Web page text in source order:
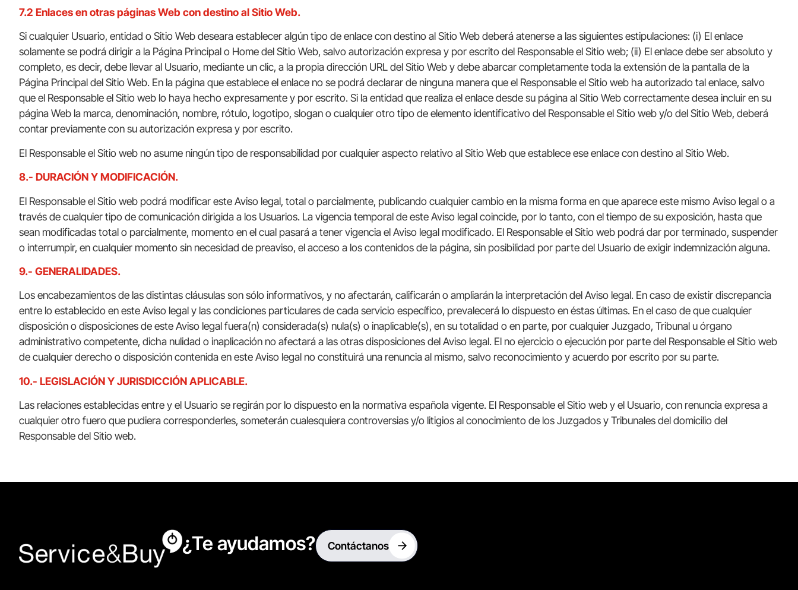
7.2 Enlaces en otras páginas Web con destino al Sitio Web.
Si cualquier Usuario, entidad o Sitio Web deseara establecer algún tipo de enlace con destino al Sitio Web deberá atenerse a las siguientes estipulaciones: (i) El enlace
solamente se podrá dirigir a la Página Principal o Home del Sitio Web, salvo autorización expresa y por escrito del Responsable el Sitio web; (ii) El enlace debe ser absoluto y
completo, es decir, debe llevar al Usuario, mediante un clic, a la propia dirección URL del Sitio Web y debe abarcar completamente toda la extensión de la pantalla de la
Página Principal del Sitio Web. En la página que establece el enlace no se podrá declarar de ninguna manera que el Responsable el Sitio web ha autorizado tal enlace, salvo
que el Responsable el Sitio web lo haya hecho expresamente y por escrito. Si la entidad que realiza el enlace desde su página al Sitio Web correctamente desea incluir en su
página Web la marca, denominación, nombre, rótulo, logotipo, slogan o cualquier otro tipo de elemento identificativo del Responsable el Sitio web y/o del Sitio Web, deberá
contar previamente con su autorización expresa y por escrito.
El Responsable el Sitio web no asume ningún tipo de responsabilidad por cualquier aspecto relativo al Sitio Web que establece ese enlace con destino al Sitio Web.
8.- DURACIÓN Y MODIFICACIÓN.
El Responsable el Sitio web podrá modificar este Aviso legal, total o parcialmente, publicando cualquier cambio en la misma forma en que aparece este mismo Aviso legal o a
través de cualquier tipo de comunicación dirigida a los Usuarios. La vigencia temporal de este Aviso legal coincide, por lo tanto, con el tiempo de su exposición, hasta que
sean modificadas total o parcialmente, momento en el cual pasará a tener vigencia el Aviso legal modificado. El Responsable el Sitio web podrá dar por terminado, suspender
o interrumpir, en cualquier momento sin necesidad de preaviso, el acceso a los contenidos de la página, sin posibilidad por parte del Usuario de exigir indemnización alguna.
9.- GENERALIDADES.
Los encabezamientos de las distintas cláusulas son sólo informativos, y no afectarán, calificarán o ampliarán la interpretación del Aviso legal. En caso de existir discrepancia
entre lo establecido en este Aviso legal y las condiciones particulares de cada servicio específico, prevalecerá lo dispuesto en éstas últimas. En el caso de que cualquier
disposición o disposiciones de este Aviso legal fuera(n) considerada(s) nula(s) o inaplicable(s), en su totalidad o en parte, por cualquier Juzgado, Tribunal u órgano
administrativo competente, dicha nulidad o inaplicación no afectará a las otras disposiciones del Aviso legal. El no ejercicio o ejecución por parte del Responsable el Sitio web
de cualquier derecho o disposición contenida en este Aviso legal no constituirá una renuncia al mismo, salvo reconocimiento y acuerdo por escrito por su parte.
10.- LEGISLACIÓN Y JURISDICCIÓN APLICABLE.
Las relaciones establecidas entre y el Usuario se regirán por lo dispuesto en la normativa española vigente. El Responsable el Sitio web y el Usuario, con renuncia expresa a
cualquier otro fuero que pudiera corresponderles, someterán cualesquiera controversias y/o litigios al conocimiento de los Juzgados y Tribunales del domicilio del
Responsable del Sitio web.
¿Te ayudamos? Contáctanos